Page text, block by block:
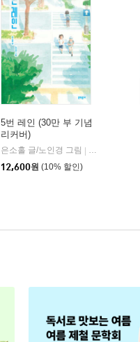
5번 레인 (30만 부 기념
리커버)
은소홀 글/노인경 그림
문학동네
12,600원 (10% 할인)